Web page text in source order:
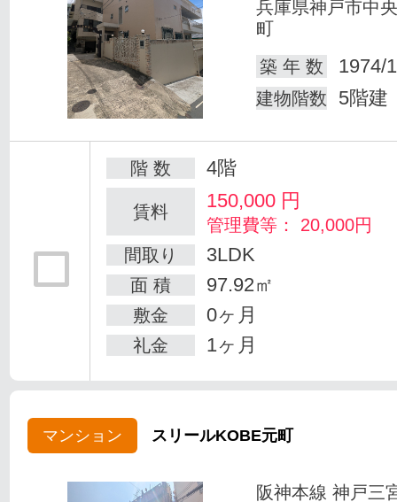
兵庫県神戸市中
町
築 年 数
1974/
建物階数 5階建
階 数 4階
賃料 150,000 円
管理費等： 20,000円
間取り
3LDK
面 積 97.92㎡
敷金 0ヶ月
礼金 1ヶ月
マンション スリールKOBE元町
阪神本線 神戸三